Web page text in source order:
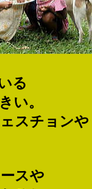
る
い。
スチョンや
スや